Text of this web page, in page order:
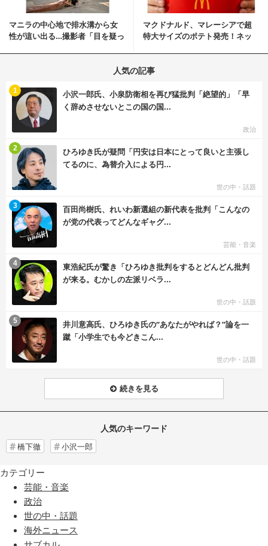
マニラの中心地で排水溝から女
性が這い出る…撮影者「目を疑っ
マクドナルド、マレーシアで超
特大サイズのポテト発売！ネッ
人気の記事
小沢一郎氏、小泉防衛相を再び猛批判「絶望的」「早
く辞めさせないとこの国の国...
政治
1
ひろゆき氏が疑問「円安は日本にとって良いと主張し
てるのに、為替介入による円...
世の中・話題
2
百田尚樹氏、れいわ新選組の新代表を批判「こんなの
が党の代表ってどんなギャグ...
芸能・音楽
3
東浩紀氏が驚き「ひろゆき批判をするとどんどん批判
が来る。むかしの左派リベラ...
世の中・話題
4
井川意高氏、ひろゆき氏の“あなたがやれば？”論を一
蹴「小学生でも今どきこん...
世の中・話題
5
続きを見る
人気のキーワード
橋下徹 小沢一郎
カテゴリー
芸能・音楽
政治
世の中・話題
海外ニュース